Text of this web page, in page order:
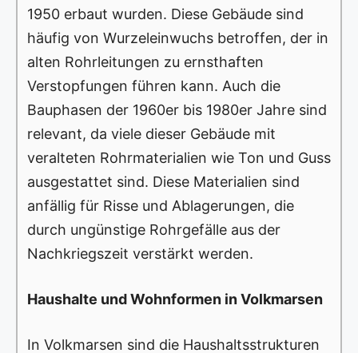
1950 erbaut wurden. Diese Gebäude sind
häufig von Wurzeleinwuchs betroffen, der in
alten Rohrleitungen zu ernsthaften
Verstopfungen führen kann. Auch die
Bauphasen der 1960er bis 1980er Jahre sind
relevant, da viele dieser Gebäude mit
veralteten Rohrmaterialien wie Ton und Guss
ausgestattet sind. Diese Materialien sind
anfällig für Risse und Ablagerungen, die
durch ungünstige Rohrgefälle aus der
Nachkriegszeit verstärkt werden.
Haushalte und Wohnformen in Volkmarsen
In Volkmarsen sind die Haushaltsstrukturen